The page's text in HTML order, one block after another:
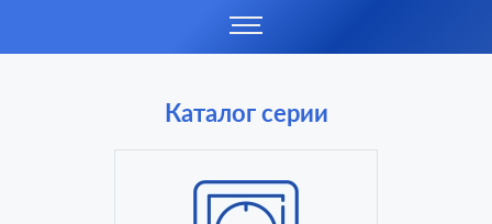
Каталог серии